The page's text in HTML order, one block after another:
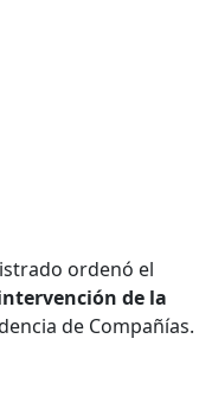
ordenó el
de la
de Compañías.